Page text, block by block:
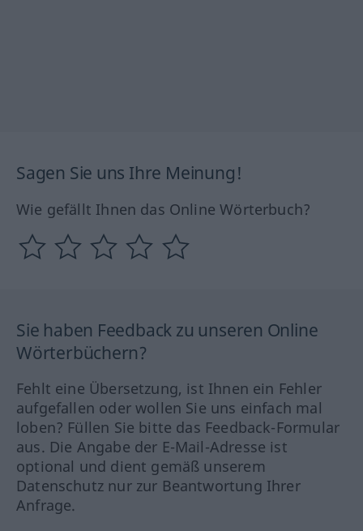
Sagen Sie uns Ihre Meinung!
Wie gefällt Ihnen das Online Wörterbuch?
Sie haben Feedback zu unseren Online
Wörterbüchern?
Fehlt eine Übersetzung, ist Ihnen ein Fehler
aufgefallen oder wollen Sie uns einfach mal
loben? Füllen Sie bitte das Feedback-Formular
aus. Die Angabe der E-Mail-Adresse ist
optional und dient gemäß unserem
Datenschutz nur zur Beantwortung Ihrer
Anfrage.